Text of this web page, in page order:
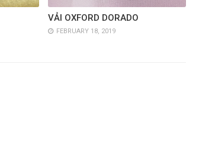
VẢI OXFORD DORADO
FEBRUARY 18, 2019